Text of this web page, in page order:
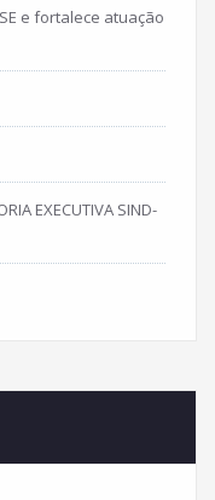
e fortalece atuação
EXECUTIVA SIND-